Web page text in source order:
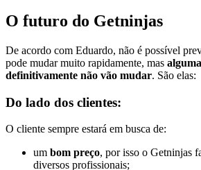
O futuro do Getninjas
De acordo com Eduardo, não é possível
pode mudar muito rapidamente, mas
definitivamente não vão mudar. São elas:
Do lado dos clientes:
O cliente sempre estará em busca de:
um bom preço, por isso o Getninjas
diversos profissionais;